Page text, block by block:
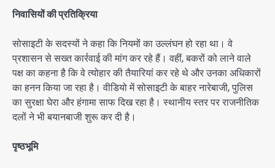
निवासियों की प्रतिक्रिया
सोसाइटी के सदस्यों ने कहा कि नियमों का उल्लंघन हो रहा था। वे
प्रशासन से सख्त कार्रवाई की मांग कर रहे हैं। वहीं, बकरों को लाने वाले
पक्ष का कहना है कि वे त्योहार की तैयारियां कर रहे थे और उनका अधिकारों
का हनन किया जा रहा है। वीडियो में सोसाइटी के बाहर नारेबाजी, पुलिस
का सुरक्षा घेरा और हंगामा साफ दिख रहा है। स्थानीय स्तर पर राजनीतिक
दलों ने भी बयानबाजी शुरू कर दी है।
पृष्ठभूमि